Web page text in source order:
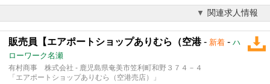
関連求人情報
販売員【エアポートショップありむら（空港- 新着 - ハ
ローワーク名瀬
有村商事 株式会社 - 鹿児島県奄美市笠利町和野３７４－４
「エアポートショップありむら（空港売店）」